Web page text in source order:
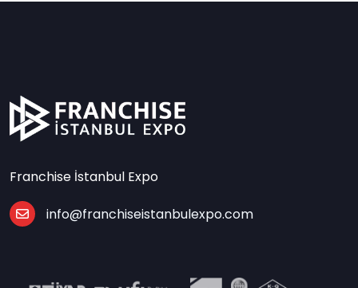
Franchise İstanbul Expo
info@franchiseistanbulexpo.com